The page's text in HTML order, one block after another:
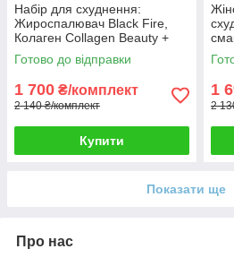
Набір для схуднення:
Жироспалювач Black Fire,
Колаген Collagen Beauty +
Детокс Detox Cleaning у
подарунок
Готово до відправки
1 700 ₴/комплект
2 140 ₴/комплект
Купити
1
2
Показати ще
Про нас